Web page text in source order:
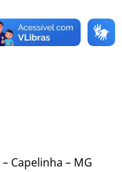
Capelinha – MG